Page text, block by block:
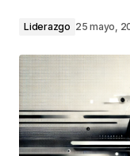
Liderazgo 25 mayo,